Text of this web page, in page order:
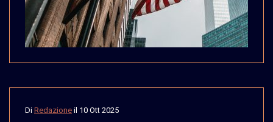
Di Redazione il 10 Ott 2025